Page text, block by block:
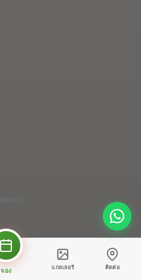
จอง แกลเลอรี ติดต่อ